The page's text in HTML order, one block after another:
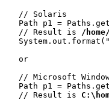
// Solaris
Path p1 =
// Result is
/
or
// Microsoft
Path p1 =
// Result is